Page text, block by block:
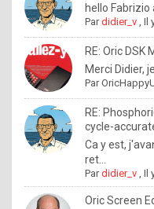
hello Fabrizio
Pardidier_v ,Il
RE: Oric DSK
Merci Didier,
Par
RE:
cycle-
Ca y est,
ret...
Pardidier_v ,Il
Oric Screen